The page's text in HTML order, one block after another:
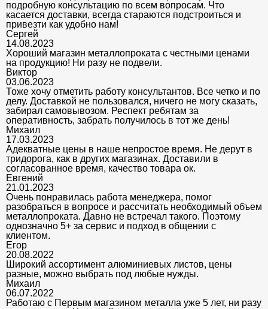
подробную консультацию по всем вопросам. Что
касается доставки, всегда стараются подстроиться и
привезти как удобно нам!
Сергей
14.08.2023
Хороший магазин металлопроката с честными ценами
на продукцию! Ни разу не подвели.
Виктор
03.06.2023
Тоже хочу отметить работу консультантов. Все четко и по
делу. Доставкой не пользовался, ничего не могу сказать,
забирал самовывозом. Респект ребятам за
оперативность, забрать получилось в тот же день!
Михаил
17.03.2023
Адекватные цены в наше непростое время. Не дерут в
тридорога, как в других магазинах. Доставили в
согласованное время, качество товара ок.
Евгений
21.01.2023
Очень понравилась работа менеджера, помог
разобраться в вопросе и рассчитать необходимый объем
металлопроката. Давно не встречал такого. Поэтому
однозначно 5+ за сервис и подход в общении с
клиентом.
Егор
20.08.2022
Широкий ассортимент алюминиевых листов, цены
разные, можно выбрать под любые нужды.
Михаил
06.07.2022
Работаю с Первым магазином металла уже 5 лет, ни разу